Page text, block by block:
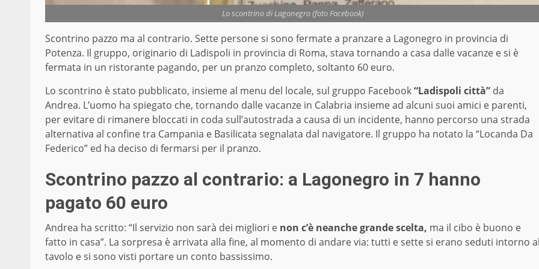
Lo scontrino di Lagonegro (foto Facebook)
Scontrino pazzo ma al contrario. Sette persone si sono fermate a pranzare a Lagonegro in provincia di
Potenza. Il gruppo, originario di Ladispoli in provincia di Roma, stava tornando a casa dalle vacanze e si è
fermata in un ristorante pagando, per un pranzo completo, soltanto 60 euro.
Lo scontrino è stato pubblicato, insieme al menu del locale, sul gruppo Facebook“Ladispoli città” da
Andrea. L’uomo ha spiegato che, tornando dalle vacanze in Calabria insieme ad alcuni suoi amici e parenti,
per evitare di rimanere bloccati in coda sull’autostrada a causa di un incidente, hanno percorso una strada
alternativa al confine tra Campania e Basilicata segnalata dal navigatore. Il gruppo ha notato la “Locanda Da
Federico” ed ha deciso di fermarsi per il pranzo.
Scontrino pazzo al contrario: a Lagonegro in 7 hanno
pagato 60 euro
Andrea ha scritto: “Il servizio non sarà dei migliori e non c’è neanche grande scelta, ma il cibo è buono e
fatto in casa”. La sorpresa è arrivata alla fine, al momento di andare via: tutti e sette si erano seduti intorno
tavolo e si sono visti portare un conto bassissimo.